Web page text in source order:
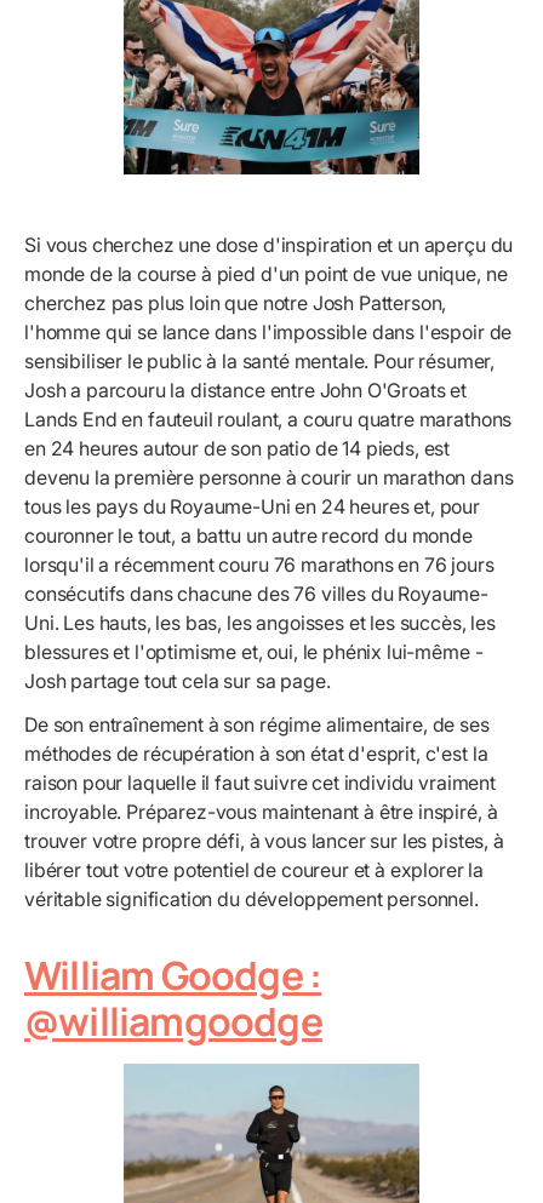
Si vous cherchez une dose d'inspiration et un aperçu du
monde de la course à pied d'un point de vue unique, ne
cherchez pas plus loin que notre Josh Patterson,
l'homme qui se lance dans l'impossible dans l'espoir de
sensibiliser le public à la santé mentale. Pour résumer,
Josh a parcouru la distance entre John O'Groats et
Lands End en fauteuil roulant, a couru quatre marathons
en 24 heures autour de son patio de 14 pieds, est
devenu la première personne à courir un marathon dans
tous les pays du Royaume-Uni en 24 heures et, pour
couronner le tout, a battu un autre record du monde
lorsqu'il a récemment couru 76 marathons en 76 jours
consécutifs dans chacune des 76 villes du Royaume-
Uni. Les hauts, les bas, les angoisses et les succès, les
blessures et l'optimisme et, oui, le phénix lui-même -
Josh partage tout cela sur sa page.
De son entraînement à son régime alimentaire, de ses
méthodes de récupération à son état d'esprit, c'est la
raison pour laquelle il faut suivre cet individu vraiment
incroyable. Préparez-vous maintenant à être inspiré, à
trouver votre propre défi, à vous lancer sur les pistes, à
libérer tout votre potentiel de coureur et à explorer la
véritable signification du développement personnel.
William Goodge :
@williamgoodge